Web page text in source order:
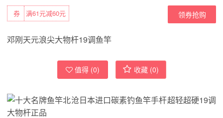
满61元减60元
券 领券抢购
邓刚天元浪尖大物杆19调鱼竿
值得 (0) 收藏 (0)